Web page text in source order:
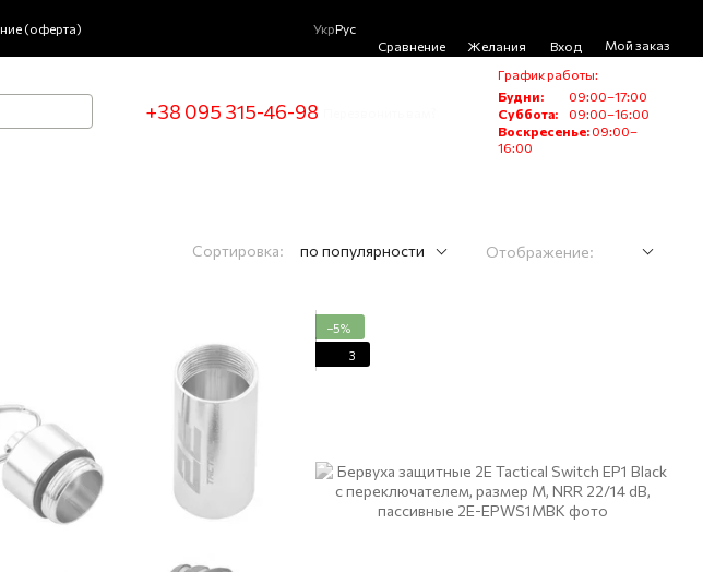
(оферта)
УкрРус
Сравнение
Желания Вход Мой заказ
+38 095 315-46-98
График работы:
Будни:
09:00–17:00
Суббота:
09:00–16:00
Воскресенье: 09:00–
16:00
Сортировка: по популярности Отображение:
−5%
3